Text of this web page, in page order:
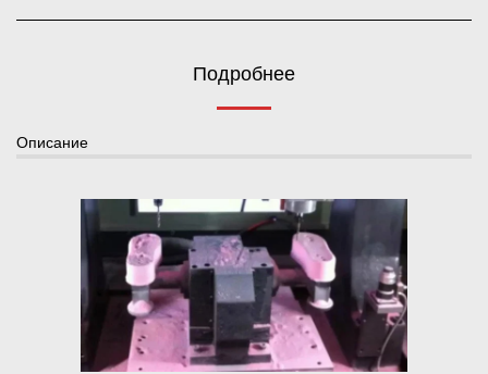
Подробнее
Описание